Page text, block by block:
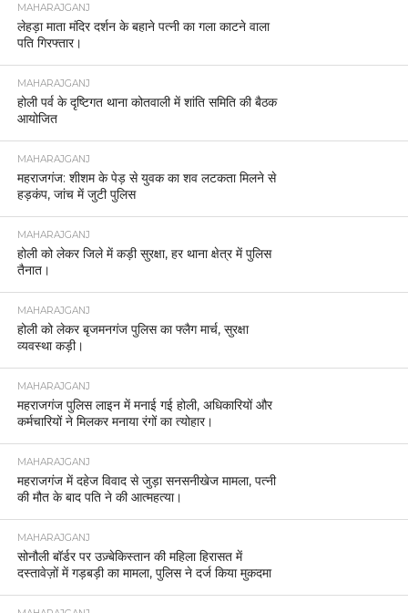
MAHARAJGANJ
लेहड़ा माता मंदिर दर्शन के बहाने पत्नी का गला काटने वाला
पति गिरफ्तार।
MAHARAJGANJ
होली पर्व के दृष्टिगत थाना कोतवाली में शांति समिति की बैठक
आयोजित
MAHARAJGANJ
महराजगंज: शीशम के पेड़ से युवक का शव लटकता मिलने से
हड़कंप, जांच में जुटी पुलिस
MAHARAJGANJ
होली को लेकर जिले में कड़ी सुरक्षा, हर थाना क्षेत्र में पुलिस
तैनात।
MAHARAJGANJ
होली को लेकर बृजमनगंज पुलिस का फ्लैग मार्च, सुरक्षा
व्यवस्था कड़ी।
MAHARAJGANJ
महराजगंज पुलिस लाइन में मनाई गई होली, अधिकारियों और
कर्मचारियों ने मिलकर मनाया रंगों का त्योहार।
MAHARAJGANJ
महराजगंज में दहेज विवाद से जुड़ा सनसनीखेज मामला, पत्नी
की मौत के बाद पति ने की आत्महत्या।
MAHARAJGANJ
सोनौली बॉर्डर पर उज़्बेकिस्तान की महिला हिरासत में
दस्तावेज़ों में गड़बड़ी का मामला, पुलिस ने दर्ज किया मुकदमा